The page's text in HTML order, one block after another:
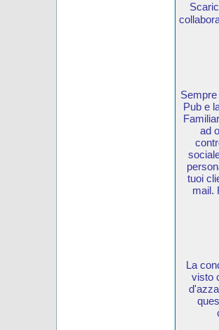
Pub e
ad
tuoi
mail.
La
visto